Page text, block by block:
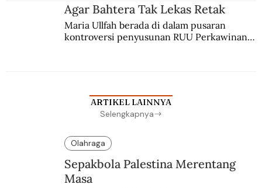
Agar Bahtera Tak Lekas Retak
Maria Ullfah berada di dalam pusaran
kontroversi penyusunan RUU Perkawinan.
ARTIKEL LAINNYA
Selengkapnya
Olahraga
Sepakbola Palestina Merentang
Masa